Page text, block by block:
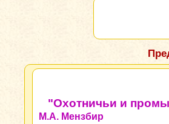
"Охотничьи и
М.А. Мензбир